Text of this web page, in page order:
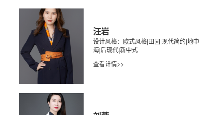
汪岩
设计风格：欧式风格|田园|现代简约|地中
海|后现代|新中式
查看详情>>